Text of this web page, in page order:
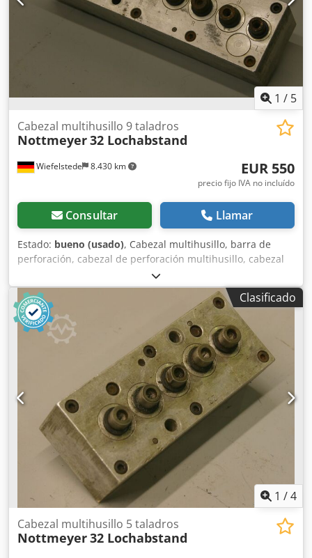
1 / 5
Wiefelstede 8.430 km
Cabezal multihusillo 9 taladros
Nottmeyer32 Lochabstand
EUR 550
precio fijo IVA no incluído
Consultar Llamar
Estado: bueno (usado), Cabezal multihusillo, barra de
perforación, cabezal de perforación multihusillo, cabezal
multihusillo articulado, taladradora de múltiples husillos,
cabezal de perforación para tacos, taladradora para tacos,
transmisión de perforación -Cantidad: máx. 9 brocas -
Portabrocas: M8 Chjdpfx Alob A R E Nsfoa -Giro: alternado,
a derecha/izquierda -Distancia entre brocas: 32 mm -
Dimensiones: 75/290/A90 mm -Peso: 4 kg
Clasificado
1 /4
Cabezal multihusillo 5 taladros
Nottmeyer32 Lochabstand